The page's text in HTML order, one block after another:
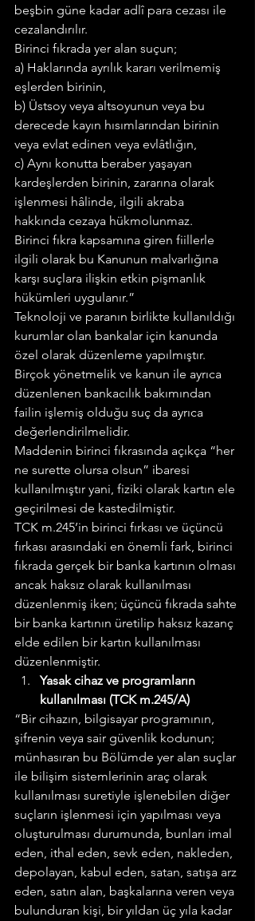
beşbin güne kadar adlî para cezası ile
cezalandırılır.
Birinci fıkrada yer alan suçun;
a) Haklarında ayrılık kararı verilmemiş
eşlerden birinin,
b) Üstsoy veya altsoyunun veya bu
derecede kayın hısımlarından birinin
veya evlat edinen veya evlâtlığın,
c) Aynı konutta beraber yaşayan
kardeşlerden birinin, zararına olarak
işlenmesi hâlinde, ilgili akraba
hakkında cezaya hükmolunmaz.
Birinci fıkra kapsamına giren fiillerle
ilgili olarak bu Kanunun malvarlığına
karşı suçlara ilişkin etkin pişmanlık
hükümleri uygulanır.”
Teknoloji ve paranın birlikte kullanıldığı
kurumlar olan bankalar için kanunda
özel olarak düzenleme yapılmıştır.
Birçok yönetmelik ve kanun ile ayrıca
düzenlenen bankacılık bakımından
failin işlemiş olduğu suç da ayrıca
değerlendirilmelidir.
Maddenin birinci fıkrasında açıkça “her
ne surette olursa olsun” ibaresi
kullanılmıştır yani, fiziki olarak kartın ele
geçirilmesi de kastedilmiştir.
TCK m.245’in birinci fırkası ve üçüncü
fırkası arasındaki en önemli fark, birinci
fıkrada gerçek bir banka kartının olması
ancak haksız olarak kullanılması
düzenlenmiş iken; üçüncü fıkrada sahte
bir banka kartının üretilip haksız kazanç
elde edilen bir kartın kullanılması
düzenlenmiştir.
Yasak cihaz ve programların
kullanılması (TCK m.245/A)
“Bir cihazın, bilgisayar programının,
şifrenin veya sair güvenlik kodunun;
münhasıran bu Bölümde yer alan suçlar
ile bilişim sistemlerinin araç olarak
kullanılması suretiyle işlenebilen diğer
suçların işlenmesi için yapılması veya
oluşturulması durumunda, bunları imal
eden, ithal eden, sevk eden, nakleden,
depolayan, kabul eden, satan, satışa arz
eden, satın alan, başkalarına veren veya
bulunduran kişi, bir yıldan üç yıla kadar